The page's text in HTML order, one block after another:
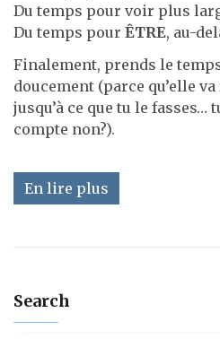
Du temps pour voir plus
Du temps pour ÊTRE, au-
Finalement, prends le
doucement (parce qu’elle
jusqu’à ce que tu le fasses…
compte non?).
En lire plus
Search